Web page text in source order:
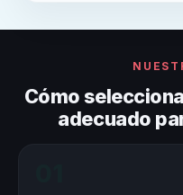
Cómo
adecuado